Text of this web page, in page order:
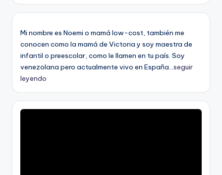
Mi nombre es Noemi o mamá low-cost, también me
conocen como la mamá de Victoria y soy maestra de
infantil o preescolar, como le llamen en tu país. Soy
venezolana pero actualmente vivo en España...seguir
leyendo